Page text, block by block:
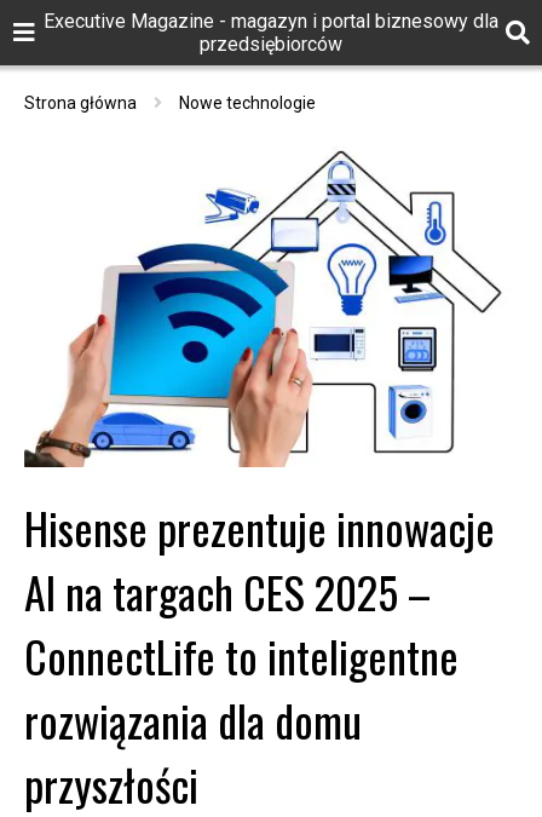
Executive Magazine - magazyn i portal biznesowy dla
przedsiębiorców
Strona główna Nowe technologie
Hisense prezentuje innowacje
AI na targach CES 2025 –
ConnectLife to inteligentne
rozwiązania dla domu
przyszłości